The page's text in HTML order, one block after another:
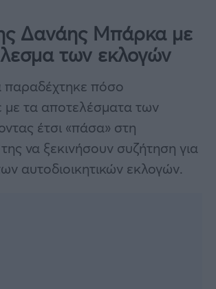
Δανάης Μπάρκα με
των εκλογών
παραδέχτηκε πόσο
με τα αποτελέσματα των
έτσι «πάσα» στη
να ξεκινήσουν συζήτηση για
αυτοδιοικητικών εκλογών.